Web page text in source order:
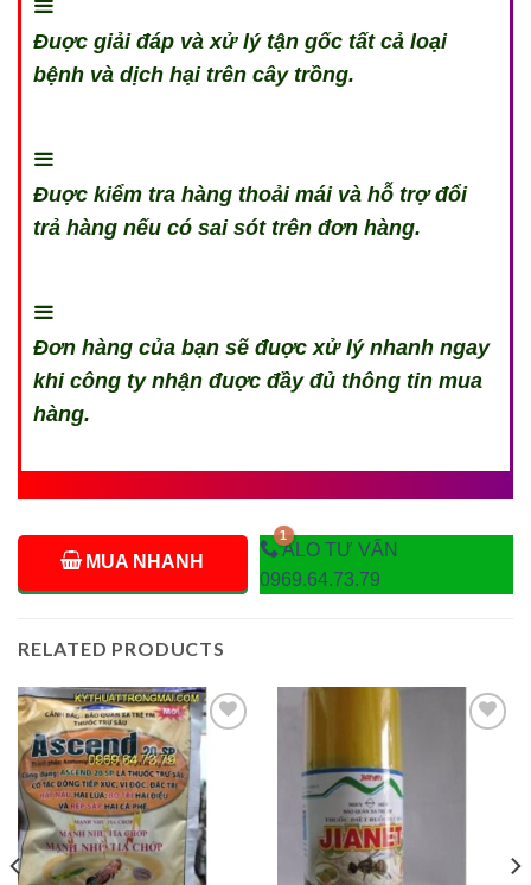
Đuợc giải đáp và xử lý tận gốc tất cả loại
bệnh và dịch hại trên cây trồng.
Đuợc kiểm tra hàng thoải mái và hỗ trợ đổi
trả hàng nếu có sai sót trên đơn hàng.
Đơn hàng của bạn sẽ đuợc xử lý nhanh ngay
khi công ty nhận đuợc đầy đủ thông tin mua
hàng.
MUA NHANH
ALO TƯ VẤN
0969.64.73.79
RELATED PRODUCTS
Add to